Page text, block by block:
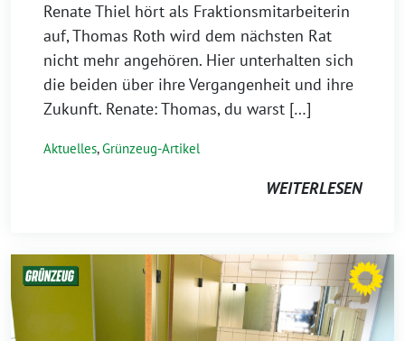
Renate Thiel hört als Fraktionsmitarbeiterin
auf, Thomas Roth wird dem nächsten Rat
nicht mehr angehören. Hier unterhalten sich
die beiden über ihre Vergangenheit und ihre
Zukunft. Renate: Thomas, du warst […]
Aktuelles,Grünzeug-Artikel
WEITERLESEN